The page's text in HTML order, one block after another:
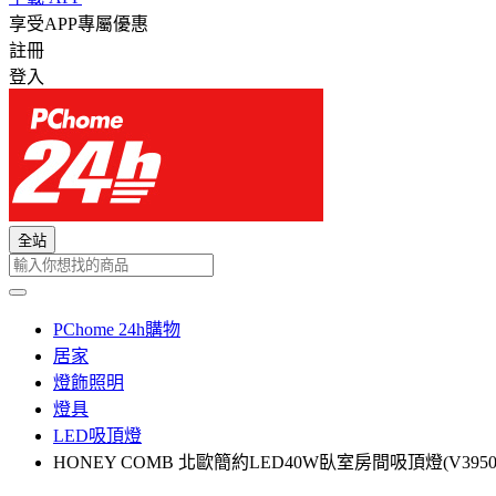
享受APP專屬優惠
註冊
登入
全站
PChome 24h購物
居家
燈飾照明
燈具
LED吸頂燈
HONEY COMB 北歐簡約LED40W臥室房間吸頂燈